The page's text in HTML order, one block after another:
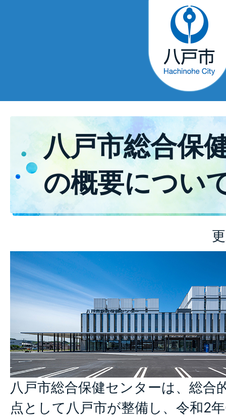
八戸市総合保
の概要につい
八戸市総合保健センターは、総合
点として八戸市が整備し、令和2